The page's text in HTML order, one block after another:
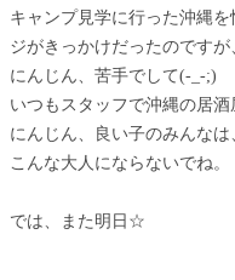
キャンプ見学に行った沖縄
ジがきっかけだったのです
にんじん、苦手でして(-_-;)
いつもスタッフで沖縄の居酒
にんじん、良い子のみんなは
こんな大人にならないでね。
では、また明日☆